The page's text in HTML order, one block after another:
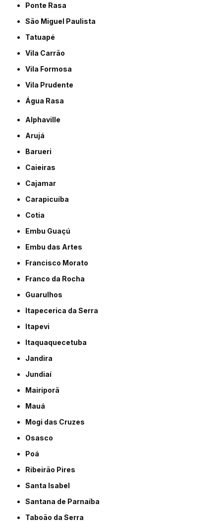
Ponte Rasa
São Miguel Paulista
Tatuapé
Vila Carrão
Vila Formosa
Vila Prudente
Água Rasa
Alphaville
Arujá
Barueri
Caieiras
Cajamar
Carapicuíba
Cotia
Embu Guaçú
Embu das Artes
Francisco Morato
Franco da Rocha
Guarulhos
Itapecerica da Serra
Itapevi
Itaquaquecetuba
Jandira
Jundiaí
Mairiporã
Mauá
Mogi das Cruzes
Osasco
Poá
Ribeirão Pires
Santa Isabel
Santana de Parnaíba
Taboão da Serra